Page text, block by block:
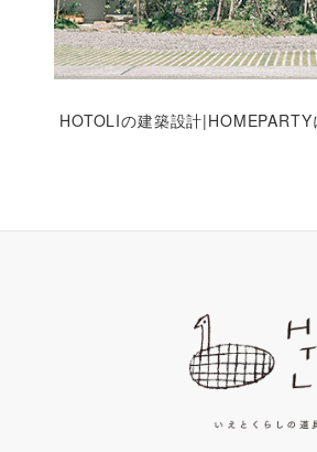
HOTOLIの建築設計|HOMEPARTY